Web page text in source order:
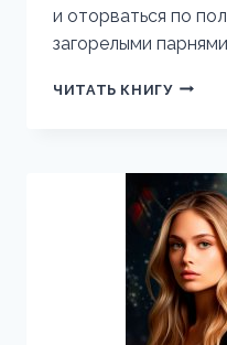
и оторваться по
загорелыми
ЧИТАТЬ КНИГУСПАСИ